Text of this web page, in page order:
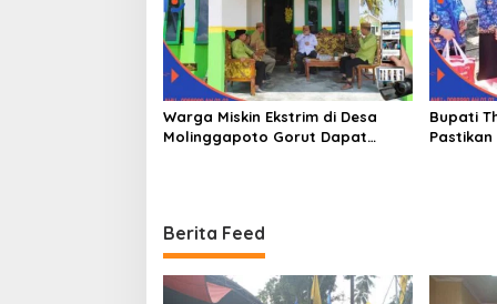
Warga Miskin Ekstrim di Desa
Molinggapoto Gorut Dapat
Bupati
Berita Feed